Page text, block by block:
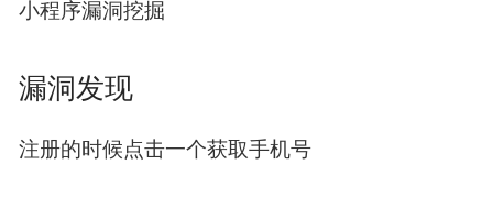
小程序漏洞挖掘
漏洞发现
注册的时候点击一个获取手机号